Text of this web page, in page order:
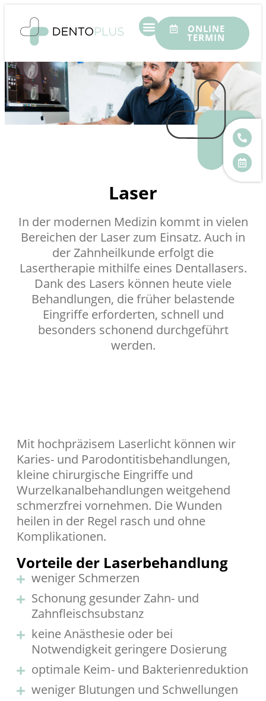
ONLINE
TERMIN
Laser
In der modernen Medizin kommt in vielen
Bereichen der Laser zum Einsatz. Auch in
der Zahnheilkunde erfolgt die
Lasertherapie mithilfe eines Dentallasers.
Dank des Lasers können heute viele
Behandlungen, die früher belastende
Eingriffe erforderten, schnell und
besonders schonend durchgeführt
werden.
Mit hochpräzisem Laserlicht können wir
Karies- und Parodontitisbehandlungen,
kleine chirurgische Eingriffe und
Wurzelkanalbehandlungen weitgehend
schmerzfrei vornehmen. Die Wunden
heilen in der Regel rasch und ohne
Komplikationen.
Vorteile der Laserbehandlung
weniger Schmerzen
Schonung gesunder Zahn- und
Zahnfleischsubstanz
keine Anästhesie oder bei
Notwendigkeit geringere Dosierung
optimale Keim- und Bakterienreduktion
weniger Blutungen und Schwellungen